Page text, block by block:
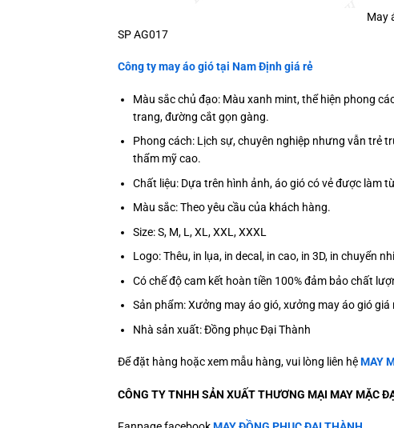
May
SP AG017
Công ty may áo gió tại Nam Địnhgiá rẻ
Màu sắc chủ đạo: Màu xanh mint, thể hiện phong
trang, đường cắt gọn gàng.
Phong cách: Lịch sự, chuyên nghiệp nhưng vẫn trẻ
thẩm mỹ cao.
Chất liệu: Dựa trên hình ảnh, áo gió có vẻ được làm
Màu sắc: Theo yêu cầu của khách hàng.
Size: S, M, L, XL, XXL, XXXL
Logo: Thêu, in lụa, in decal, in cao, in 3D, in chuyển
Có chế độ cam kết hoàn tiền 100% đảm bảo chất
Sản phẩm: Xưởng may áo gió, xưởng may áo gió
Nhà sản xuất: Đồng phục Đại Thành
Để đặt hàng hoặc xem mẫu hàng, vui lòng liên hệMAY
CÔNG TY TNHH SẢN XUẤT THƯƠNG MẠI MAY MẶC